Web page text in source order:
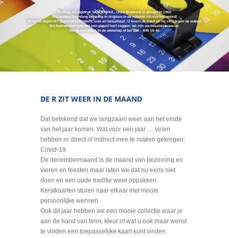
Welkom bij digidruk VANDENHUL. Onze drukkerij is gestart in 1960.
We hebben jarenlang ervaring in drukken in de ruimste zin van het woord!
Waarom digidruk? Digidruk is modern, snel en betaalbaar. U levert de input en wij verzorgen de output!
Wij kunnen dan ook met een gerust hart zeggen: wij zijn uw totaalleverancier.
Neem een kijkje in de webshop of bel 088 – 646 00 46
DE R ZIT WEER IN DE MAAND
Dat betekend dat we langzaam weer aan het einde
van het jaar komen. Wat voor een jaar … velen
hebben er direct of indirect mee te maken gekregen:
Covid-19.
De decembermaand is de maand van bezinning en
vieren en feesten maar laten we dat nu eens niet
doen en een oude traditie weer oppakken.
Kerstkaarten sturen naar elkaar met mooie
persoonlijke wensen.
Ook dit jaar hebben we een mooie collectie waar je
aan de hand van term, kleur of wat u ook maar wenst
te vinden een toepasselijke kaart kunt vinden.